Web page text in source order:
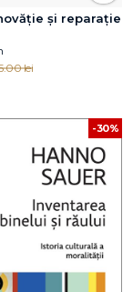
și reparație
lei
-30%